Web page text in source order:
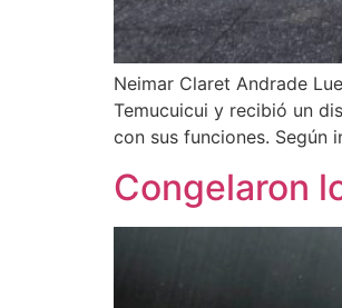
Neimar Claret Andrade
Temucuicui y recibió un
con sus funciones. Según
Congelaron